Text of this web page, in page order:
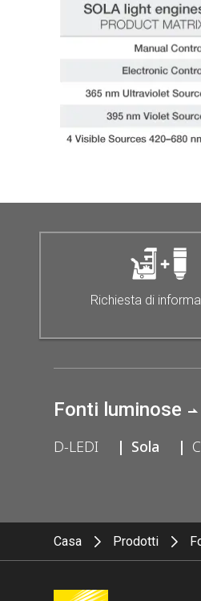
Richiesta di
Fonti luminose
D-LEDI Sola
Casa Prodotti